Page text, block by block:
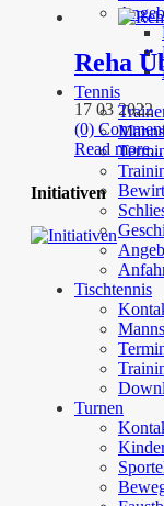
Tennis
Tischtennis
Turnen
Reha
17 03 2022
(0)
Read more...
Initiativen